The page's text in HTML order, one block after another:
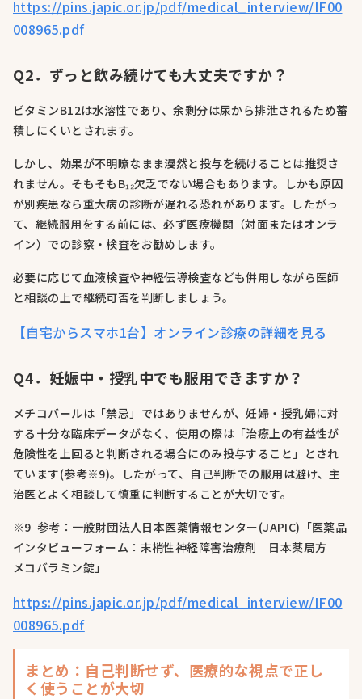
https://pins.japic.or.jp/pdf/medical_interview/IF00
008965.pdf
Q2．ずっと飲み続けても大丈夫ですか？
ビタミンB12は水溶性であり、余剰分は尿から排泄されるため蓄
積しにくいとされます。
しかし、効果が不明瞭なまま漫然と投与を続けることは推奨さ
れません。そもそもB₁₂欠乏でない場合もあります。しかも原因
が別疾患なら重大病の診断が遅れる恐れがあります。したがっ
て、継続服用をする前には、必ず医療機関（対面またはオンラ
イン）での診察・検査をお勧めします。
必要に応じて血液検査や神経伝導検査なども併用しながら医師
と相談の上で継続可否を判断しましょう。
【自宅からスマホ1台】オンライン診療の詳細を見る
Q4．妊娠中・授乳中でも服用できますか？
メチコバールは「禁忌」ではありませんが、妊婦・授乳婦に対
する十分な臨床データがなく、使用の際は「治療上の有益性が
危険性を上回ると判断される場合にのみ投与すること」とされ
ています(参考※9)。したがって、自己判断での服用は避け、主
治医とよく相談して慎重に判断することが大切です。
※9 参考：一般財団法人日本医薬情報センター(JAPIC)「医薬品
インタビューフォーム：末梢性神経障害治療剤 日本薬局方
メコバラミン錠」
https://pins.japic.or.jp/pdf/medical_interview/IF00
008965.pdf
まとめ：自己判断せず、医療的な視点で正し
く使うことが大切